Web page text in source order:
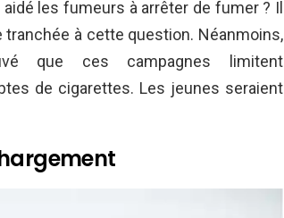
les fumeurs à arrêter de fumer ? Il
à cette question. Néanmoins,
que ces campagnes limitent
de cigarettes. Les jeunes seraient